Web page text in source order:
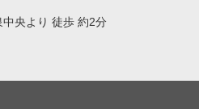
央より 徒歩 約2分